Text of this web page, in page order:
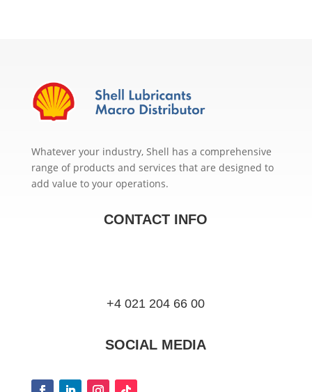
Whatever your industry, Shell has a comprehensive
range of products and services that are designed to
add value to your operations.
CONTACT INFO
+4 021 204 66 00
SOCIAL MEDIA